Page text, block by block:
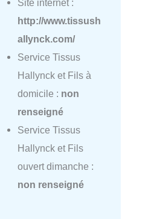
Site internet :
http://www.tissush
allynck.com/
Service Tissus
Hallynck et Fils à
domicile : non
renseigné
Service Tissus
Hallynck et Fils
ouvert dimanche :
non renseigné